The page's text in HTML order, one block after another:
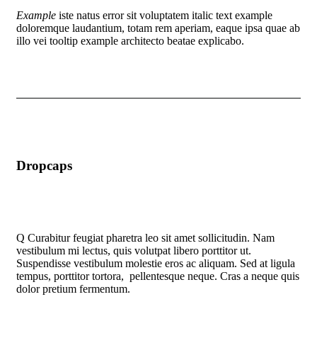
Example iste natus error sit voluptatem italic text example
doloremque laudantium, totam rem aperiam, eaque ipsa quae ab
illo vei tooltip example architecto beatae explicabo.
Dropcaps
Q Curabitur feugiat pharetra leo sit amet sollicitudin. Nam
vestibulum mi lectus, quis volutpat libero porttitor ut.
Suspendisse vestibulum molestie eros ac aliquam. Sed at ligula
tempus, porttitor tortora, pellentesque neque. Cras a neque quis
dolor pretium fermentum.